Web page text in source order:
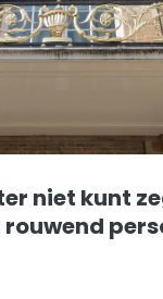
niet kunt
rouwend